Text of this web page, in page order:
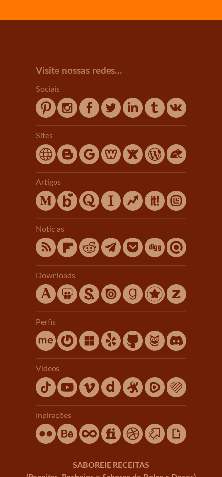
Visite nossas redes...
Sociais
Sites
Artigos
Notícias
Downloads
Perfis
Vídeos
Inpirações
SABOREIE RECEITAS